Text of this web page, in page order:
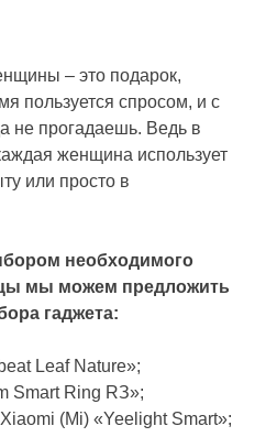
– это подарок,
пользуется спросом, и с
не прогадаешь. Ведь в
женщина использует
или просто в
необходимого
мы можем предложить
гаджета:
Leaf Nature»;
Smart Ring RЗ»;
(Mi) «Yeelight Smart»;